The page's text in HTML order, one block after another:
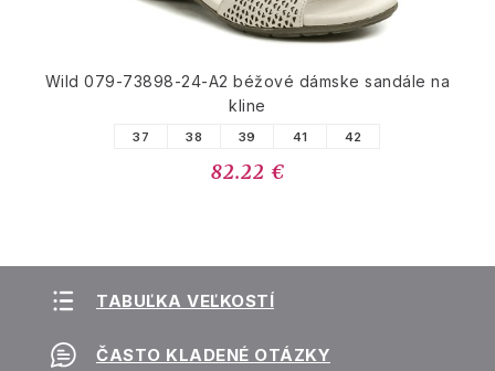
Wild 079-73898-24-A2 béžové dámske sandále na
kline
37 38 39 41 42
82.22 €
TABUĽKA VEĽKOSTÍ
ČASTO KLADENÉ OTÁZKY